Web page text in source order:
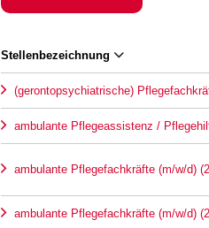
Stellenbezeichnung
(gerontopsychiatrische)
ambulante Pflegeassistenz /
ambulante Pflegefachkräfte (m/w/d)
ambulante Pflegefachkräfte (m/w/d)